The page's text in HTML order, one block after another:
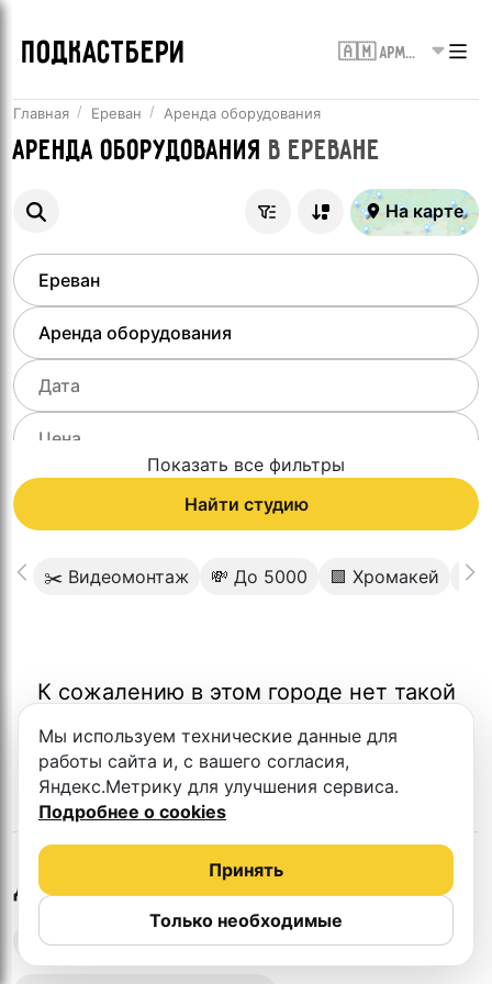
ПОДКАСТБЕРИ 🇦🇲 Армения
Главная Ереван Аренда оборудования
Аренда оборудования в Ереване
На карте
Показать все фильтры
Найти студию
✂️ Видеомонтаж 💸 До 5000 🟩 Хромакей 📡
К сожалению в этом городе нет такой
Другие студии в Ереване
Выездная запись подкастов
Мы используем технические данные для
работы сайта и, с вашего согласия,
Яндекс.Метрику для улучшения сервиса.
Подробнее о cookies
Только необходимые
Принять